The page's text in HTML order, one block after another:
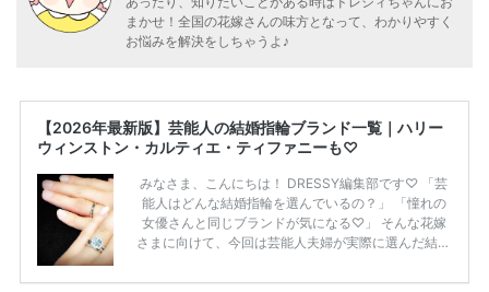
あったり、知りたいことがある時はドレシィちゃんにお
まかせ！全国の花嫁さんの味方となって、わかりやすく
お悩みを解決をしちゃうよ♪
【2026年最新版】芸能人の結婚指輪ブランド一覧｜ハリー
ウィンストン・カルティエ・ティファニーも♡
みなさま、こんにちは！ DRESSY編集部です♡ 「芸
能人はどんな結婚指輪を選んでいるの？」 「憧れの
女優さんと同じブランドが気になる♡」 そんな花嫁
さまに向けて、今回は芸能人夫婦が実際に選んだ結婚
ーウィンストンやカルティエ、ティファニーなど世界